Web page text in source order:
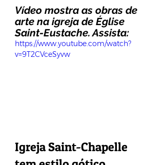
Vídeo mostra as obras de
arte na igreja de Église
Saint-Eustache. Assista:
https://www.youtube.com/watch?
v=9T2CVceSyvw
Igreja Saint-Chapelle